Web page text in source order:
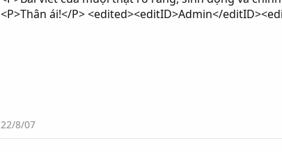
<P>Thân ái!</P> <edited><editID>Admin</
22/8/07